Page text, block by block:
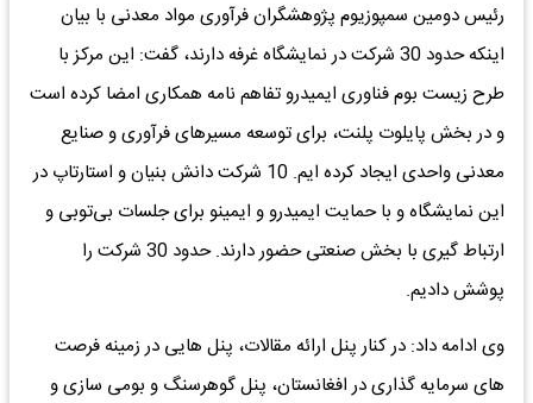
رئیس دومین سمپوزیوم پژوهشگران فرآوری مواد معدنی با بیان
اینکه حدود 30 شرکت در نمایشگاه غرفه دارند، گفت: این مرکز با
طرح زیست بوم فناوری ایمیدرو تفاهم نامه همکاری امضا کرده است
و در بخش پایلوت پلنت، برای توسعه مسیرهای فرآوری و صنایع
معدنی واحدی ایجاد کرده ایم. 10 شرکت دانش بنیان و استارتاپ در
این نمایشگاه و با حمایت ایمیدرو و ایمینو برای جلسات بی‌توبی و
ارتباط گیری با بخش صنعتی حضور دارند. حدود 30 شرکت را
پوشش دادیم.
وی ادامه داد: در کنار پنل ارائه مقالات، پنل هایی در زمینه فرصت
های سرمایه گذاری در افغانستان، پنل گوهرسنگ و بومی سازی و